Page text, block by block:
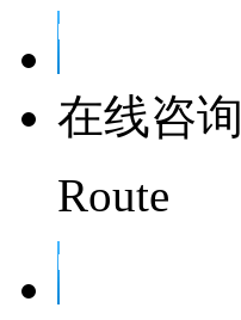
在线咨询
Route